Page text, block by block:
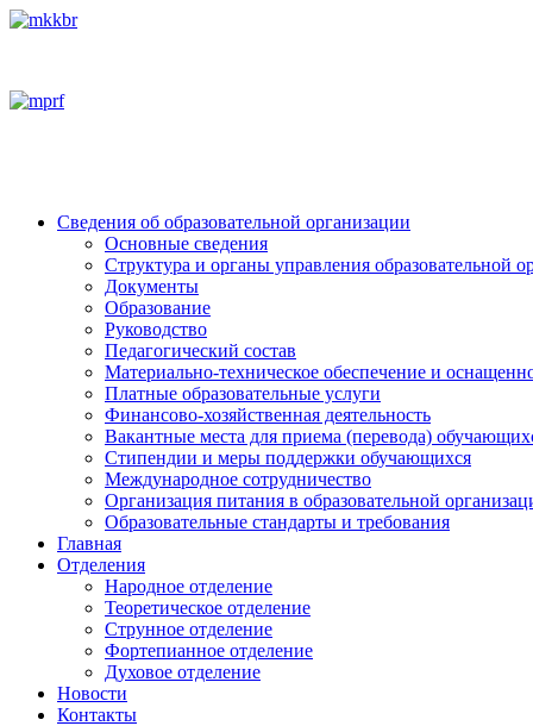
Сведения об образовательной организации
Основные сведения
Структура и органы управления образовательной
Документы
Образование
Руководство
Педагогический состав
Материально-техническое обеспечение и
Платные образовательные услуги
Финансово-хозяйственная деятельность
Вакантные места для приема (перевода)
Стипендии и меры поддержки обучающихся
Международное сотрудничество
Организация питания в образовательной
Образовательные стандарты и требования
Главная
Отделения
Народное отделение
Теоретическое отделение
Струнное отделение
Фортепианное отделение
Духовое отделение
Новости
Контакты